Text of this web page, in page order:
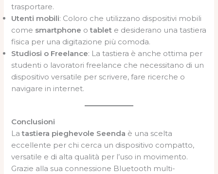
trasportare.
Utenti mobili: Coloro che utilizzano dispositivi mobili
come smartphone otablet e desiderano una tastiera
fisica per una digitazione più comoda.
Studiosi o Freelance: La tastiera è anche ottima per
studenti o lavoratori freelance che necessitano di un
dispositivo versatile per scrivere, fare ricerche o
navigare in internet.
Conclusioni
Latastiera pieghevole Seenda è una scelta
eccellente per chi cerca un dispositivo compatto,
versatile e di alta qualità per l’uso in movimento.
Grazie alla sua connessione Bluetooth multi-